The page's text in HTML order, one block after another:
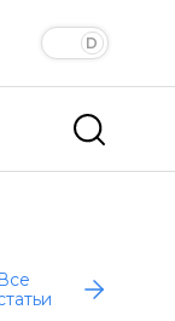
Все